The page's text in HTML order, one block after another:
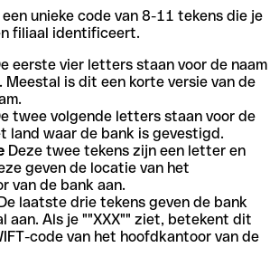
een unieke code van 8-11 tekens die je
filiaal identificeert.
eerste vier letters staan voor de naam
Meestal is dit een korte versie van de
twee volgende letters staan voor de
land waar de bank is gevestigd.
Deze twee tekens zijn een letter en
geven de locatie van het
van de bank aan.
De laatste drie tekens geven de bank
aan. Als je ""XXX"" ziet, betekent dit
code van het hoofdkantoor van de